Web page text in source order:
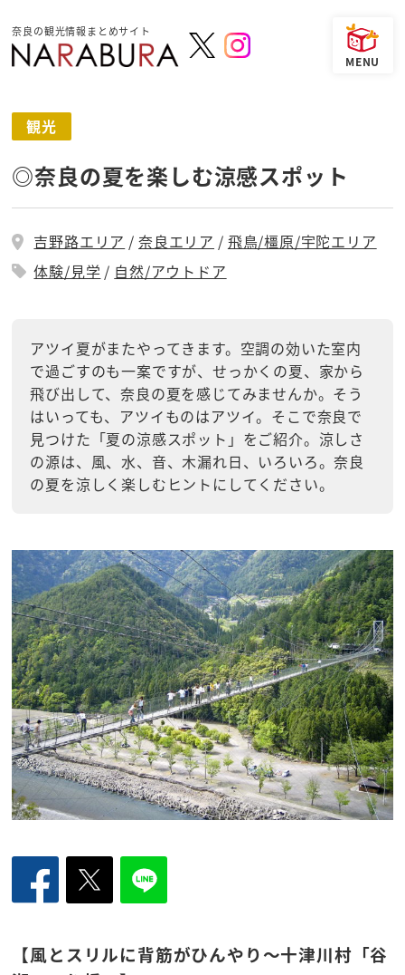
奈良の観光情報まとめサイト
観光
◎奈良の夏を楽しむ涼感スポット
吉野路エリア 奈良エリア
飛鳥/橿原/宇陀エリア
体験/見学
自然/アウトドア
アツイ夏がまたやってきます。空調の効いた室内
で過ごすのも一案ですが、せっかくの夏、家から
飛び出して、奈良の夏を感じてみませんか。そう
はいっても、アツイものはアツイ。そこで奈良で
見つけた「夏の涼感スポット」をご紹介。涼しさ
の源は、風、水、音、木漏れ日、いろいろ。奈良
の夏を涼しく楽しむヒントにしてください。
【風とスリルに背筋がひんやり～十津川村「谷